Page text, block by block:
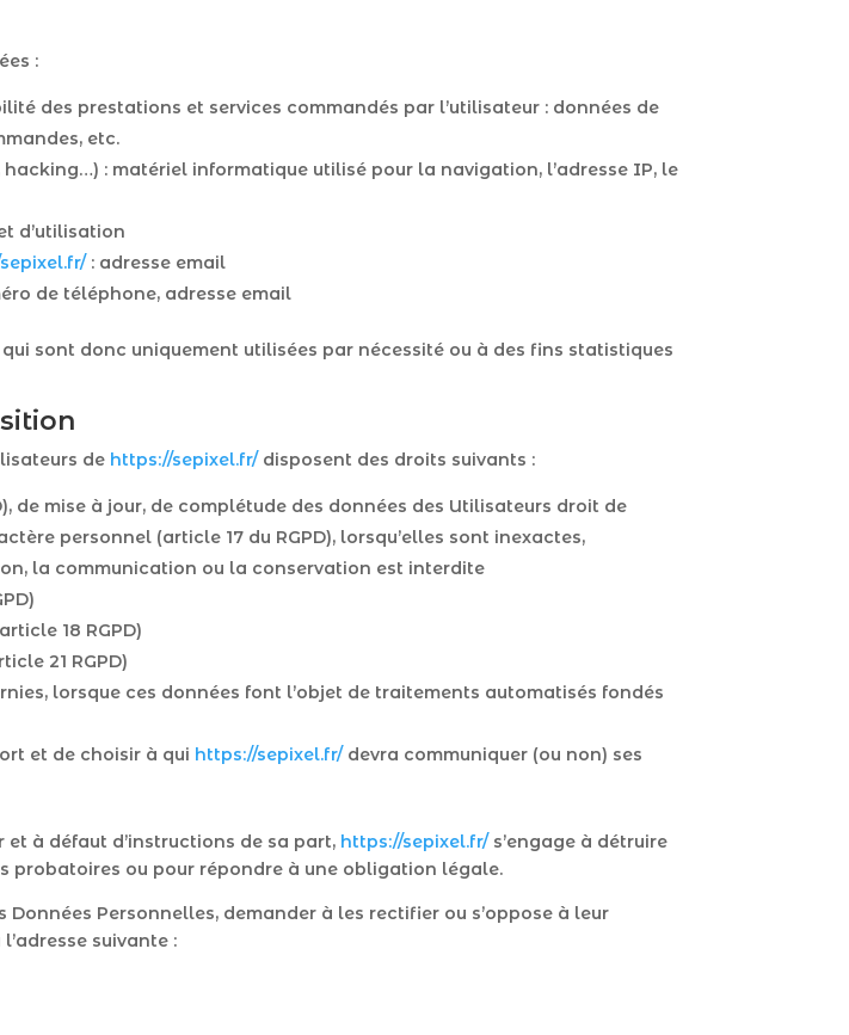
:
des prestations et services commandés par l’utilisateur : données de
etc.
: matériel informatique utilisé pour la navigation, l’adresse IP, le
d’utilisation
: adresse email
de téléphone, adresse email
sont donc uniquement utilisées par nécessité ou à des fins statistiques
de https://sepixel.fr/disposent des droits suivants :
de mise à jour, de complétude des données des Utilisateurs droit de
personnel (article 17 du RGPD), lorsqu’elles sont inexactes,
la communication ou la conservation est interdite
18 RGPD)
21 RGPD)
lorsque ces données font l’objet de traitements automatisés fondés
et de choisir à qui https://sepixel.fr/devra communiquer (ou non) ses
à défaut d’instructions de sa part, https://sepixel.fr/s’engage à détruire
probatoires ou pour répondre à une obligation légale.
Données Personnelles, demander à les rectifier ou s’oppose à leur
suivante :